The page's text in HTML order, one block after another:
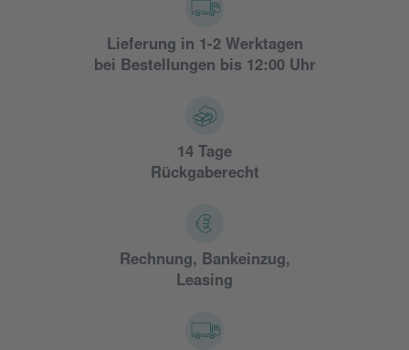
Lieferung in 1-2 Werktagen
bei Bestellungen bis 12:00 Uhr
14 Tage
Rückgaberecht
Rechnung, Bankeinzug,
Leasing